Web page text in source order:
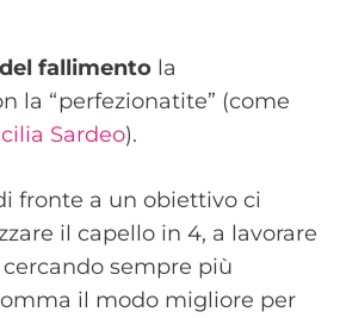
fallimento la
la “perfezionatite” (come
Sardeo).
fronte a un obiettivo ci
il capello in 4, a lavorare
sempre più
il modo migliore per